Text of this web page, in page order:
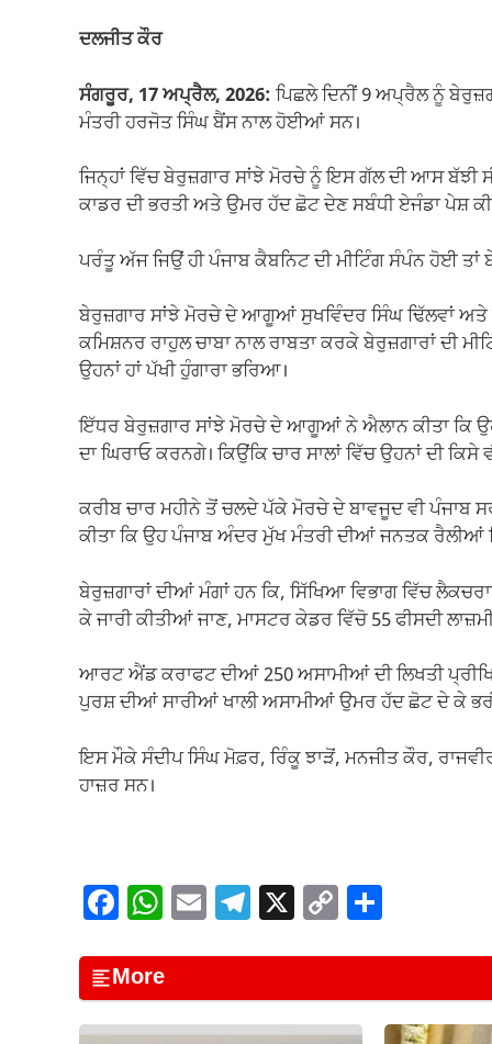
ਦਲਜੀਤ ਕੌਰ
ਸੰਗਰੂਰ, 17 ਅਪ੍ਰੈਲ, 2026: ਪਿਛਲੇ ਦਿਨੀਂ 9 ਅਪ੍ਰੈਲ ਨੂੰ
ਮੰਤਰੀ ਹਰਜੋਤ ਸਿੰਘ ਬੈਂਸ ਨਾਲ ਹੋਈਆਂ ਸਨ।
ਜਿਨ੍ਹਾਂ ਵਿੱਚ ਬੇਰੁਜ਼ਗਾਰ ਸਾਂਝੇ ਮੋਰਚੇ ਨੂੰ ਇਸ ਗੱਲ ਦੀ ਆਸ ਬੱਝੀ
ਕਾਡਰ ਦੀ ਭਰਤੀ ਅਤੇ ਉਮਰ ਹੱਦ ਛੋਟ ਦੇਣ ਸਬੰਧੀ ਏਜੰਡਾ ਪੇਸ਼
ਪਰੰਤੂ ਅੱਜ ਜਿਉਂ ਹੀ ਪੰਜਾਬ ਕੈਬਨਿਟ ਦੀ ਮੀਟਿੰਗ ਸੰਪੰਨ ਹੋਈ ਤਾਂ
ਬੇਰੁਜ਼ਗਾਰ ਸਾਂਝੇ ਮੋਰਚੇ ਦੇ ਆਗੂਆਂ ਸੁਖਵਿੰਦਰ ਸਿੰਘ ਢਿੱਲਵਾਂ ਅਤੇ
ਕਮਿਸ਼ਨਰ ਰਾਹੁਲ ਚਾਬਾ ਨਾਲ ਰਾਬਤਾ ਕਰਕੇ ਬੇਰੁਜ਼ਗਾਰਾਂ ਦੀ
ਉਹਨਾਂ ਹਾਂ ਪੱਖੀ ਹੁੰਗਾਰਾ ਭਰਿਆ।
ਇੱਧਰ ਬੇਰੁਜ਼ਗਾਰ ਸਾਂਝੇ ਮੋਰਚੇ ਦੇ ਆਗੂਆਂ ਨੇ ਐਲਾਨ ਕੀਤਾ ਕਿ
ਦਾ ਘਿਰਾਓ ਕਰਨਗੇ। ਕਿਉਂਕਿ ਚਾਰ ਸਾਲਾਂ ਵਿੱਚ ਉਹਨਾਂ ਦੀ ਕਿਸੇ
ਕਰੀਬ ਚਾਰ ਮਹੀਨੇ ਤੋਂ ਚਲਦੇ ਪੱਕੇ ਮੋਰਚੇ ਦੇ ਬਾਵਜੂਦ ਵੀ ਪੰਜਾਬ
ਕੀਤਾ ਕਿ ਉਹ ਪੰਜਾਬ ਅੰਦਰ ਮੁੱਖ ਮੰਤਰੀ ਦੀਆਂ ਜਨਤਕ ਰੈਲੀਆਂ
ਬੇਰੁਜ਼ਗਾਰਾਂ ਦੀਆਂ ਮੰਗਾਂ ਹਨ ਕਿ, ਸਿੱਖਿਆ ਵਿਭਾਗ ਵਿੱਚ
ਕੇ ਜਾਰੀ ਕੀਤੀਆਂ ਜਾਣ, ਮਾਸਟਰ ਕੇਡਰ ਵਿੱਚੋ 55 ਫੀਸਦੀ
ਆਰਟ ਐਂਡ ਕਰਾਫਟ ਦੀਆਂ 250 ਅਸਾਮੀਆਂ ਦੀ ਲਿਖਤੀ
ਪੁਰਸ਼ ਦੀਆਂ ਸਾਰੀਆਂ ਖਾਲੀ ਅਸਾਮੀਆਂ ਉਮਰ ਹੱਦ ਛੋਟ ਦੇ ਕੇ
ਇਸ ਮੌਕੇ ਸੰਦੀਪ ਸਿੰਘ ਮੋਫ਼ਰ, ਰਿੰਕੂ ਝਾੜੋਂ, ਮਨਜੀਤ ਕੌਰ,
ਹਾਜ਼ਰ ਸਨ।
F
c
e
W
at
s
E
ail
T
e
gr
X C
p
y
ar
e
More